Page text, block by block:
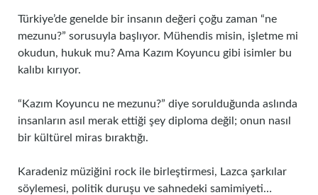
Türkiye’de genelde bir insanın değeri çoğu zaman “ne
mezunu?” sorusuyla başlıyor. Mühendis misin, işletme mi
okudun, hukuk mu? Ama Kazım Koyuncu gibi isimler bu
kalıbı kırıyor.
“Kazım Koyuncu ne mezunu?” diye sorulduğunda aslında
insanların asıl merak ettiği şey diploma değil; onun nasıl
bir kültürel miras bıraktığı.
Karadeniz müziğini rock ile birleştirmesi, Lazca şarkılar
söylemesi, politik duruşu ve sahnedeki samimiyeti…